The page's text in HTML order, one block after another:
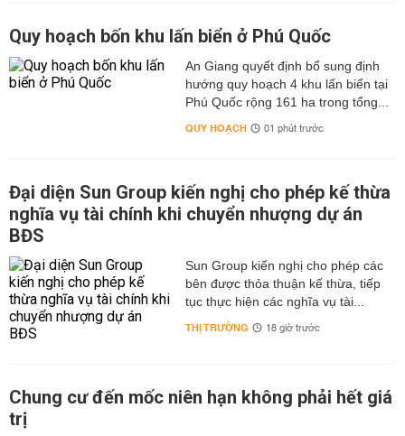
Quy hoạch bốn khu lấn biển ở Phú Quốc
An Giang quyết định bổ sung định
hướng quy hoạch 4 khu lấn biển tại
Phú Quốc rộng 161 ha trong tổng...
QUY HOẠCH 01 phút trước
Đại diện Sun Group kiến nghị cho phép kế thừa
nghĩa vụ tài chính khi chuyển nhượng dự án
BĐS
Sun Group kiến nghị cho phép các
bên được thỏa thuận kế thừa, tiếp
tục thực hiện các nghĩa vụ tài...
THỊ TRƯỜNG 18 giờ trước
Chung cư đến mốc niên hạn không phải hết giá
trị